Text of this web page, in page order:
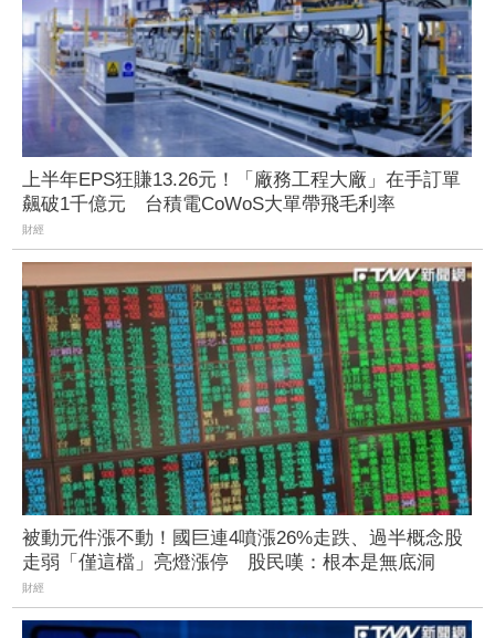
上半年EPS狂賺13.26元！「廠務工程大廠」在手訂單
飆破1千億元 台積電CoWoS大單帶飛毛利率
財經
被動元件漲不動！國巨連4噴漲26%走跌、過半概念股
走弱「僅這檔」亮燈漲停 股民嘆：根本是無底洞
財經